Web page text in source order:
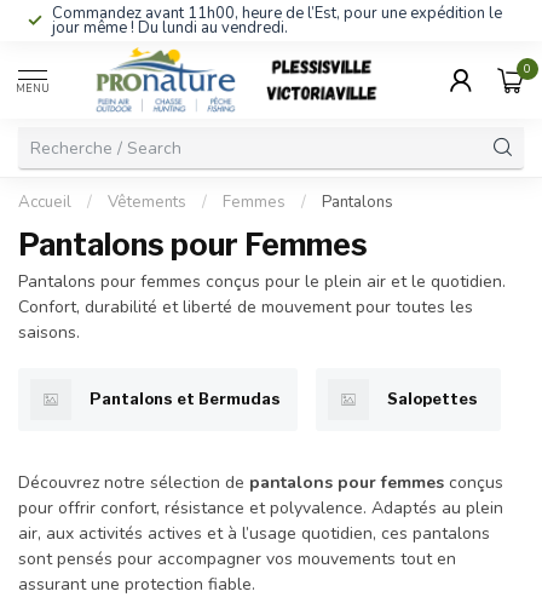
Commandez avant 11h00, heure de l’Est, pour une expédition le
jour même ! Du lundi au vendredi.
MENU
0
Accueil / Vêtements / Femmes / Pantalons
Pantalons pour Femmes
Pantalons pour femmes conçus pour le plein air et le quotidien.
Confort, durabilité et liberté de mouvement pour toutes les
saisons.
Pantalons et Bermudas Salopettes
Découvrez notre sélection de pantalons pour femmes conçus
pour offrir confort, résistance et polyvalence. Adaptés au plein
air, aux activités actives et à l’usage quotidien, ces pantalons
sont pensés pour accompagner vos mouvements tout en
assurant une protection fiable.